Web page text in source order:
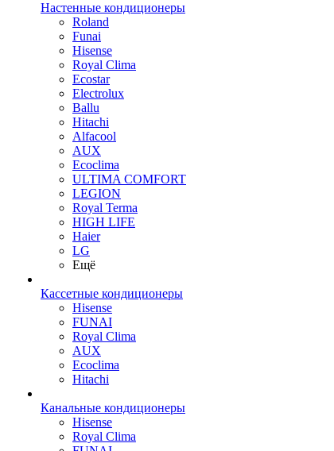
Настенные кондиционеры
Roland
Funai
Hisense
Royal Clima
Ecostar
Electrolux
Ballu
Hitachi
Alfacool
AUX
Ecoclima
ULTIMA COMFORT
LEGION
Royal Terma
HIGH LIFE
Haier
LG
Ещё
Кассетные кондиционеры
Hisense
FUNAI
Royal Clima
AUX
Ecoclima
Hitachi
Канальные кондиционеры
Hisense
Royal Clima